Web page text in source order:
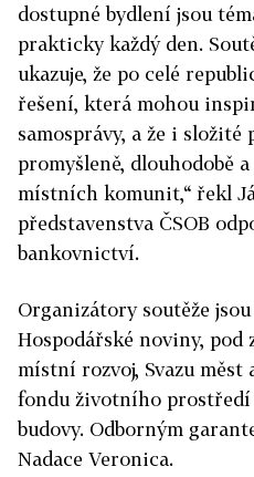
dostupné bydlení jsou
prakticky každý den.
ukazuje, že po celé
řešení, která mohou
samosprávy, a že i složité
promyšleně, dlouhodobě
místních komunit,“ řekl
představenstva ČSOB
bankovnictví.
Organizátory soutěže jsou
Hospodářské noviny,
místní rozvoj, Svazu měst
fondu životního prostředí
budovy. Odborným
Nadace Veronica.